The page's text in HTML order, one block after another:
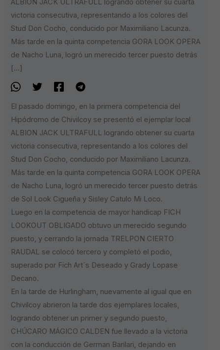
victoria consecutiva, representando a los colores del
Stud Don Cocho, conducido por Maximiliano Lacunza.
Más tarde en la quinta competencia GORA LOOK OPERA
de Nacho Luna, logró un merecido tercer puesto detrás
[…]
El pasado domingo, en la primera competencia del
Hipódromo de Chivilcoy se presentó el ejemplar local
ALBION JACK ULTRAFULL logrando obtener su cuarta
victoria consecutiva, representando a los colores del
Stud Don Cocho, conducido por Maximiliano Lacunza.
Más tarde en la quinta competencia GORA LOOK OPERA
de Nacho Luna, logró un merecido tercer puesto detrás
de Sol Look Cigueña y Sisley Catulo Mi Loco.
Luego en la competencia de mayor handicap FICH
LOOKOUT OBLIGADO obtuvo un merecido segundo
puesto, y cerrando la jornada TRELPON CIERTO
RAUDAL se colocó tercero y completó el podio,
superado por Fich Art´s Deseado y Grady Lopase
Decano.
En la tarde de Hurlingham, nuevamente al igual que en
Chivilcoy abrieron la tarde dos ejemplares locales,
logrando obtener un primer y segundo puesto,
CHÚCARO MÁGICO CALDEN fue llevado a la victoria
con la conducción de German Barilari, dejando en